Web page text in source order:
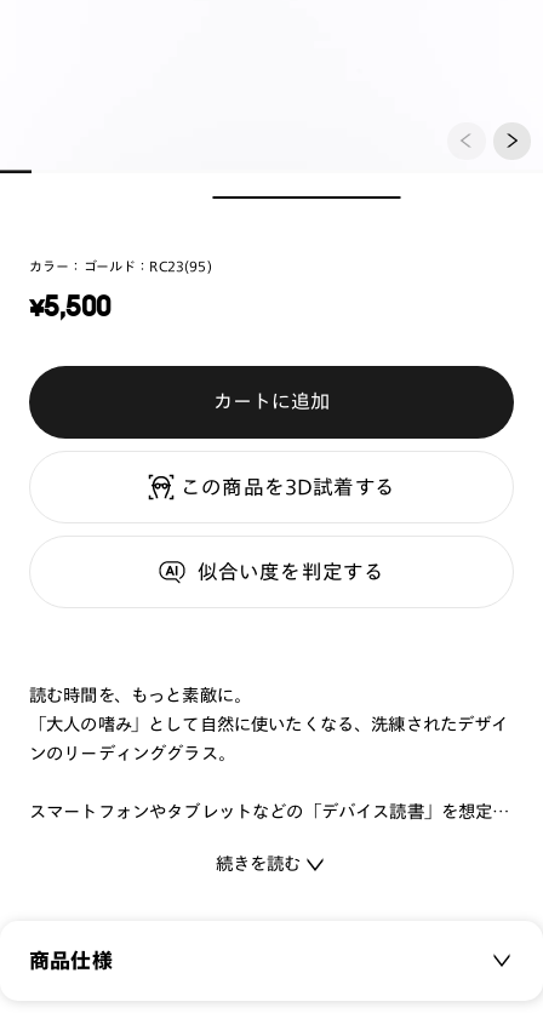
カラー： ゴールド：RC23(95)
¥5,500
カートに追加
この商品を3D試着する
似合い度を判定する
読む時間を、もっと素敵に。
「大人の嗜み」として自然に使いたくなる、洗練されたデザイ
ンのリーディンググラス。
スマートフォンやタブレットなどの「デバイス読書」を想定
オフィススタイルに馴染むスマートなデザインで、初めてメガ
+1.50は「スマホの画面などを読むとき遠ざけてしまう」
続きを読む
商品仕様